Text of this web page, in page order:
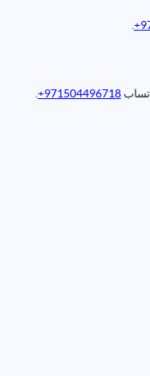
.
971504496718+
.